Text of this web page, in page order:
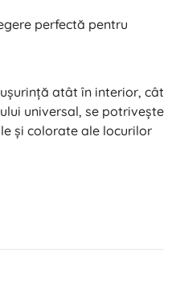
perfectă pentru
atât în interior, cât
universal, se potrivește
și colorate ale locurilor